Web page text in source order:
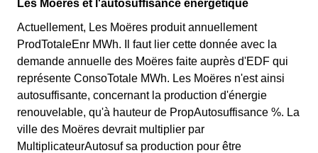
Les Moëres et l'autosuffisance énergétique
Actuellement, Les Moëres produit annuellement
ProdTotaleEnr MWh. Il faut lier cette donnée avec la
demande annuelle des Moëres faite auprès d'EDF qui
représente ConsoTotale MWh. Les Moëres n'est ainsi
autosuffisante, concernant la production d'énergie
renouvelable, qu'à hauteur de PropAutosuffisance %. La
ville des Moëres devrait multiplier par
MultiplicateurAutosuf sa production pour être